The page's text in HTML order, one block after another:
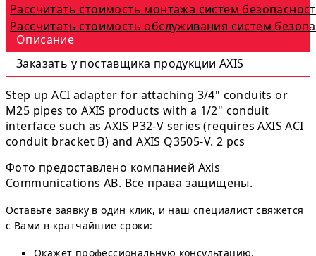
Рассчитать стоимость монтажа систем
Рассчитать стоимость обслуживания систем
Описание
Заказать у поставщика продукции AXIS
Step up ACI adapter for attaching 3/4" conduits or
M25 pipes to AXIS products with a 1/2" conduit
interface such as AXIS P32-V series (requires AXIS ACI
conduit bracket B) and AXIS Q3505-V. 2 pcs
Фото предоставлено компанией Axis
Communications AB. Все права защищены.
Оставьте заявку в один клик, и наш специалист свяжется
с Вами в кратчайшие сроки:
Окажет профессиональную консультацию.